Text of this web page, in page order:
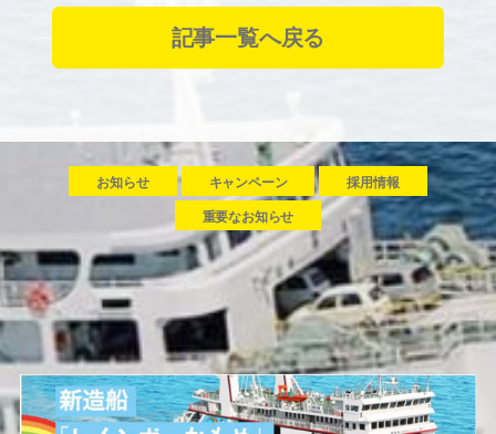
記事一覧へ戻る
お知らせ キャンペーン 採用情報
重要なお知らせ